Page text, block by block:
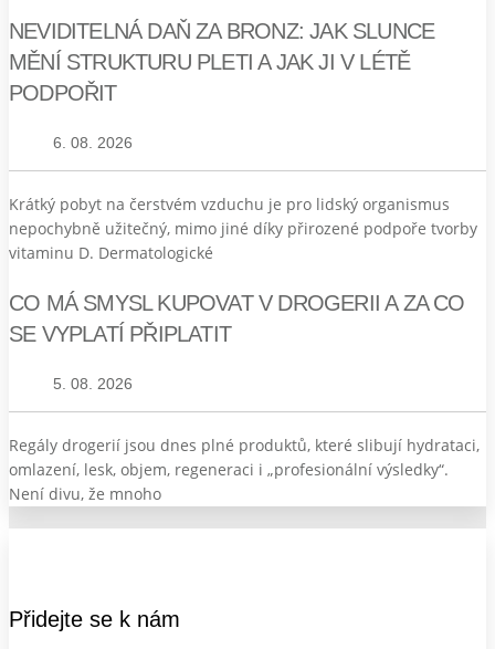
NEVIDITELNÁ DAŇ ZA BRONZ: JAK SLUNCE
MĚNÍ STRUKTURU PLETI A JAK JI V LÉTĚ
PODPOŘIT
6. 08. 2026
Krátký pobyt na čerstvém vzduchu je pro lidský organismus
nepochybně užitečný, mimo jiné díky přirozené podpoře tvorby
vitaminu D. Dermatologické
CO MÁ SMYSL KUPOVAT V DROGERII A ZA CO
SE VYPLATÍ PŘIPLATIT
5. 08. 2026
Regály drogerií jsou dnes plné produktů, které slibují hydrataci,
omlazení, lesk, objem, regeneraci i „profesionální výsledky“.
Není divu, že mnoho
Přidejte se k nám